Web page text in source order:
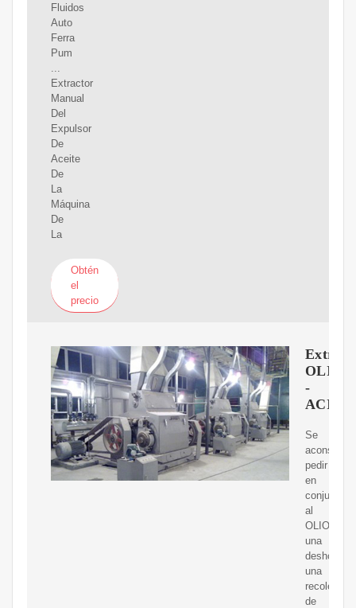
Fluidos
Auto
Ferra
Pum
...
Extractor
Manual
Del
Expulsor
De
Aceite
De
La
Máquina
De
La
Obtén
el
precio
-
Se
aconseja
pedir
en
conjunto
al
OLIOMIO,
una
una
recolectora
de